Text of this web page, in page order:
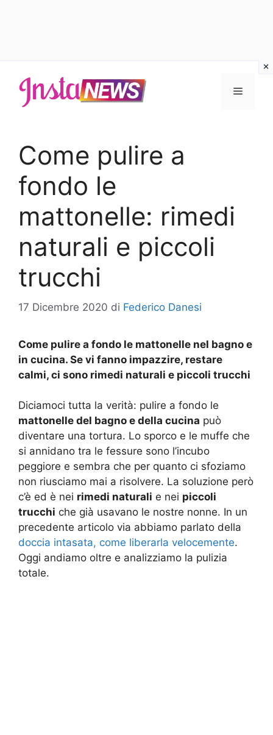
contenuto
Menu
Come pulire a
fondo le
mattonelle: rimedi
naturali e piccoli
trucchi
17 Dicembre 2020 di Federico Danesi
Come pulire a fondo le mattonelle nel bagno e
in cucina. Se vi fanno impazzire, restare
calmi, ci sono rimedi naturali e piccoli trucchi
Diciamoci tutta la verità: pulire a fondo le
mattonelle del bagno e della cucina può
diventare una tortura. Lo sporco e le muffe che
si annidano tra le fessure sono l’incubo
peggiore e sembra che per quanto ci sfoziamo
non riusciamo mai a risolvere. La soluzione però
c’è ed è nei rimedi naturali e nei piccoli
trucchi che già usavano le nostre nonne. In un
precedente articolo via abbiamo parlato della
doccia intasata, come liberarla velocemente.
Oggi andiamo oltre e analizziamo la pulizia
totale.